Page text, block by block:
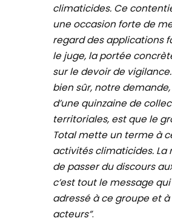
climaticides. Ce
une occasion forte de
regard des applications
le juge, la portée
sur le devoir de
bien sûr, notre
d’une quinzaine de
territoriales, est que le
Total mette un terme à
activités climaticides. La
de passer du discours
c’est tout le message
adressé à ce groupe et
acteurs”.